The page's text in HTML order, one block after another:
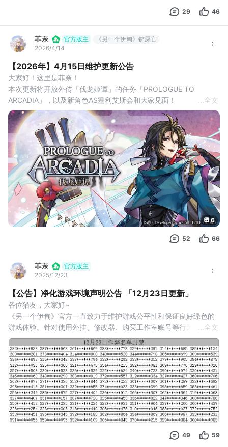
险旅程，我们特别推出「官网代金券」9折充值活动！代金券可直接
用于游戏内礼包购买，享受更灵活便捷的消费体验！
🎉 活动详情
开放时间：2025年3月12日更新后
优惠特点：不限时间、不限购买次数，代金券即充即到账！
【代金券档位】
1️⃣90元档：
获得代金券×100（价值100元）
2️⃣ 450元档
29 46
菲奈 官方版主
《另一个伊甸》铲屎官
2026/4/14
【2026年】4月15日维护更新公告
大家好！这里是菲奈！
本次更新将开放外传「伐龙姬谭」的任务「PROLOGUE TO
ARCADIA」，以及新角色AS塞利艾斯会和大家见面！
我们将在4月15日对游戏进行停机维护，维护安排如下：
【维护时间】
4月15日14:00开始维护，预计时间约3小时
【重要提醒】
1、本次更新为强制更新，故需要大家重新下载客户端（最新版本号
为3.14.20）
2、本次更新请大家预留至少5G的存储空间
全文
6
52 66
菲奈
官方版主
2025/12/23
【公告】净化游戏环境声明公告 「12月23日更新」
各位猫友，大家好~
《另一个伊甸》官方一直致力于维护游戏公平性和保证良好绿色的
游戏体验。针对使用外挂、修改器、购买工作室账号等行为，研发
团队已经在第一时间建立了监控系统，确保作弊行为会及时被发现
以及快速锁定作弊账号。
目前我们发现部分帐号的不当行为已违反游戏的使用条款，使用非
法工具修改游戏数据或使用非法手段获取重要游戏道具，故已对这
些账号进行封禁处理。现将部分账号公示如下：
我们会继续加强打击不当
全文
49 59